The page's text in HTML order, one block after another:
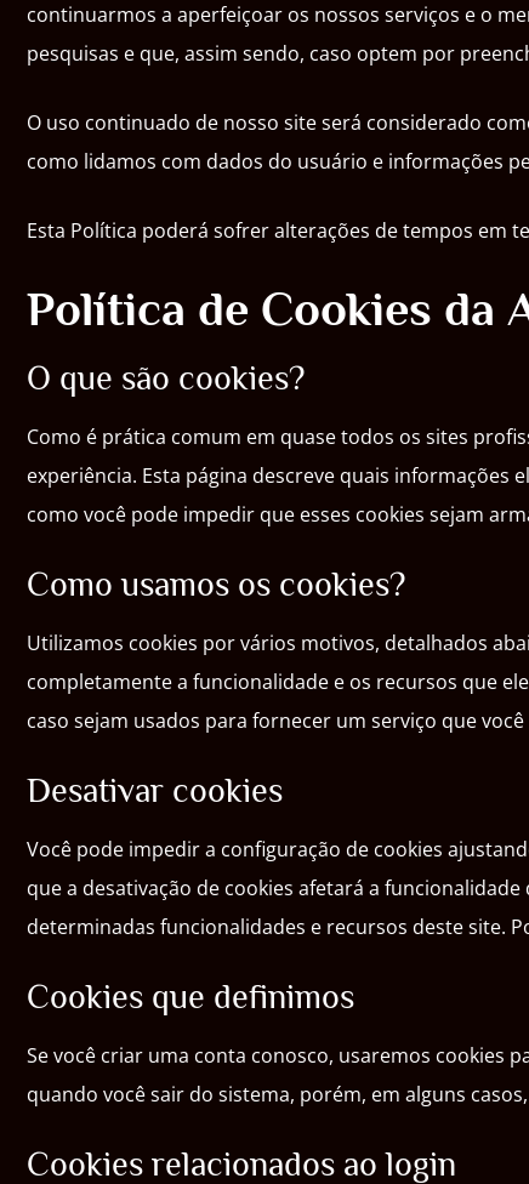
continuarmos a aperfeiçoar os nossos serviços e o
pesquisas e que, assim sendo, caso optem por
O uso continuado de nosso site será considerado
como lidamos com dados do usuário e informações
Esta Política poderá sofrer alterações de tempos em
Política de Cookies da
O que são cookies?
Como é prática comum em quase todos os sites
experiência. Esta página descreve quais informações
como você pode impedir que esses cookies sejam
Como usamos os cookies?
Utilizamos cookies por vários motivos, detalhados
completamente a funcionalidade e os recursos que
caso sejam usados para fornecer um serviço que você
Desativar cookies
Você pode impedir a configuração de cookies
que a desativação de cookies afetará a
determinadas funcionalidades e recursos deste site.
Cookies que definimos
Se você criar uma conta conosco, usaremos cookies
quando você sair do sistema, porém, em alguns
Cookies relacionados ao login